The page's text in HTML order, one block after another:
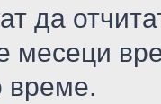
да
месеци
време.